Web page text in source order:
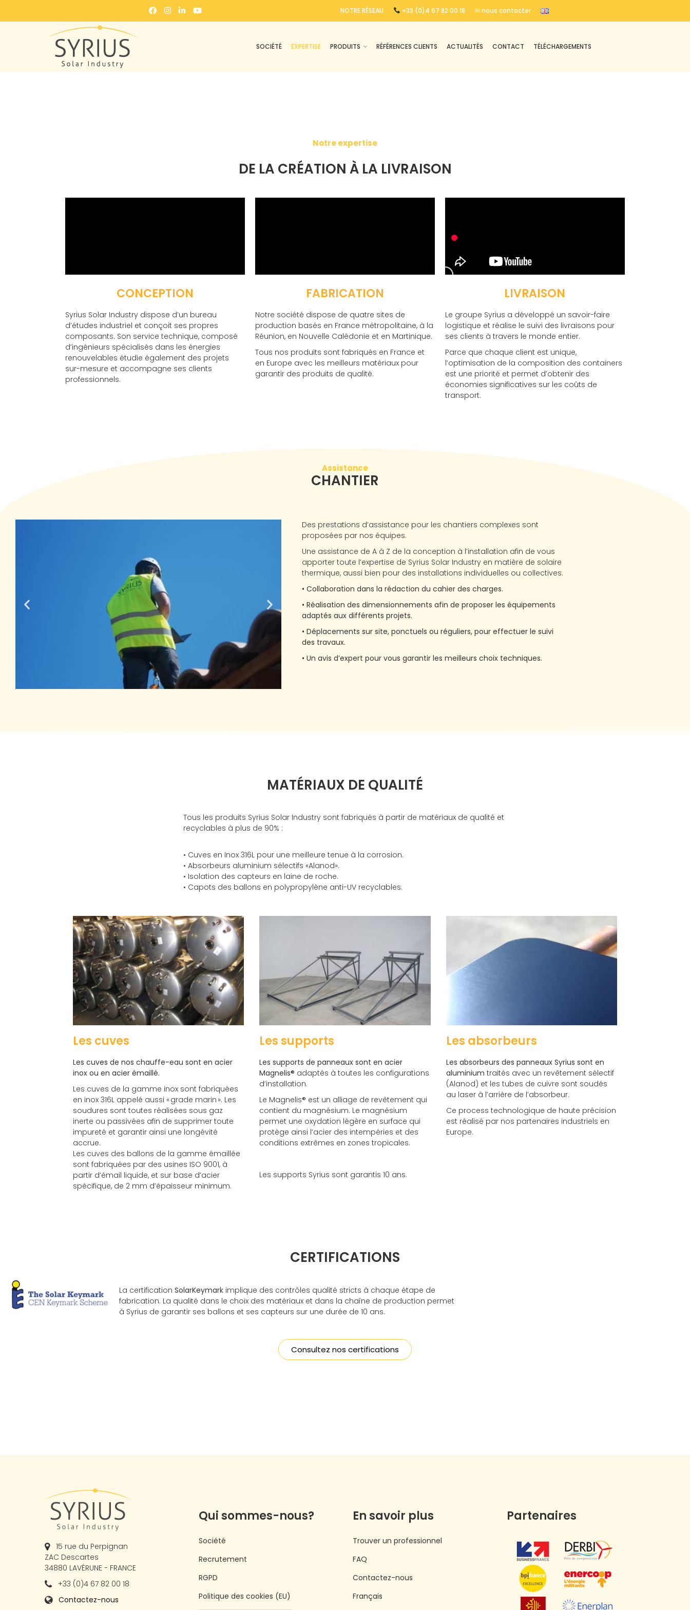
NOTRE RÉSEAU +33 (0)4 67 82 00 18 ✉ nous contacter
SOCIÉTÉ EXPERTISE PRODUITS RÉFÉRENCES CLIENTS ACTUALITÉS CONTACT TÉLÉCHARGEMENTS
Notreexpertise
DE LA CRÉATION À LA LIVRAISON
CONCEPTION
Syrius Solar Industry dispose d’un bureau
d’études industriel et conçoit ses propres
composants. Son service technique, composé
d’ingénieurs spécialisés dans les énergies
renouvelables étudie également des projets
sur-mesure et accompagne ses clients
professionnels.
FABRICATION
Notre société dispose de quatre sites de
production basés en France métropolitaine, à la
Réunion, en Nouvelle Calédonie et en Martinique.
Tous nos produits sont fabriqués en France et
en Europe avec les meilleurs matériaux pour
garantir des produits de qualité.
LIVRAISON
Le groupe Syrius a développé un savoir-faire
logistique et réalise le suivi des livraisons pour
ses clients à travers le monde entier.
Parce que chaque client est unique,
l’optimisation de la composition des containers
est une priorité et permet d’obtenir des
économies significatives sur les coûts de
transport.
Assistance
CHANTIER
Des prestations d’assistance pour les chantiers complexes sont
proposées par nos équipes.
Une assistance de A à Z de la conception à l’installation afin de vous
apporter toute l’expertise de Syrius Solar Industry en matière de solaire
thermique, aussi bien pour des installations individuelles ou collectives.
• Collaboration dans la rédaction du cahier des charges.
• Réalisation des dimensionnements afin de proposer les équipements
adaptés aux différents projets.
• Déplacements sur site, ponctuels ou réguliers, pour effectuer le suivi
des travaux.
• Un avis d’expert pour vous garantir les meilleurs choix techniques.
MATÉRIAUX DE QUALITÉ
Tous les produits Syrius Solar Industry sont fabriqués à partir de matériaux de qualité et
recyclables à plus de 90% :
• Cuves en Inox 316L pour une meilleure tenue à la corrosion.
• Absorbeurs aluminium sélectifs «Alanod».
• Isolation des capteurs en laine de roche.
• Capots des ballons en polypropylène anti-UV recyclables.
Les cuves
Les cuves de nos chauffe-eau sont en acier
inox ou en acier émaillé.
Les cuves de la gamme inox sont fabriquées
en inox 316L appelé aussi « grade marin ». Les
soudures sont toutes réalisées sous gaz
inerte ou passivées afin de supprimer toute
impureté et garantir ainsi une longévité
accrue.
Les cuves des ballons de la gamme émaillée
sont fabriquées par des usines ISO 9001, à
partir d’émail liquide, et sur base d’acier
spécifique, de 2 mm d’épaisseur minimum.
Les supports
Les supports de panneaux sont en acier
Magnelis® adaptés à toutes les configurations
d’installation.
Le Magnelis® est un alliage de revêtement qui
contient du magnésium. Le magnésium
permet une oxydation légère en surface qui
protège ainsi l’acier des intempéries et des
conditions extrêmes en zones tropicales.
Les supports Syrius sont garantis 10 ans.
Les absorbeurs
Les absorbeurs des panneaux Syrius sont en
aluminium traités avec un revêtement sélectif
(Alanod) et les tubes de cuivre sont soudés
au laser à l’arrière de l’absorbeur.
Ce process technologique de haute précision
est réalisé par nos partenaires industriels en
Europe.
CERTIFICATIONS
La certification SolarKeymarkimplique des contrôles qualité stricts à chaque étape de
fabrication. La qualité dans le choix des matériaux et dans la chaîne de production permet
à Syrius de garantir ses ballons et ses capteurs sur une durée de 10 ans.
Consultez nos certifications
15 rue du Perpignan
ZAC Descartes
34880 LAVÉRUNE - FRANCE
+33 (0)4 67 82 00 18
Contactez-nous
Qui sommes-nous?
Société
Recrutement
RGPD
Politique des cookies (EU)
En savoir plus
Trouver un professionnel
FAQ
Contactez-nous
Français
Partenaires